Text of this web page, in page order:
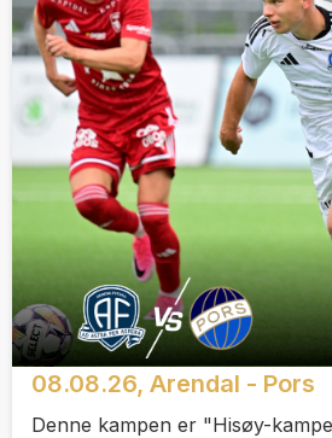
08.08.26, Arendal - Pors
Denne kampen er "Hisøy-